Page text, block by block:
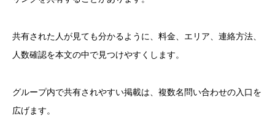
共有された人が見ても分かるように、料金、エリア、連絡方法、
人数確認を本文の中で見つけやすくします。
グループ内で共有されやすい掲載は、複数名問い合わせの入口を
広げます。